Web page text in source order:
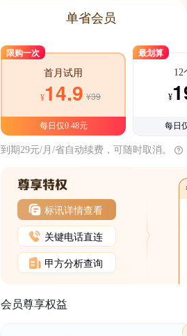
单省会员
限购一次
首月试用
¥14.9 ¥39
每日仅0.48元
最划算
12
¥
每日
到期29元/月/省自动续费，可随时取消。
标讯详情查看
关键电话直连
甲方分析查询
会员尊享权益